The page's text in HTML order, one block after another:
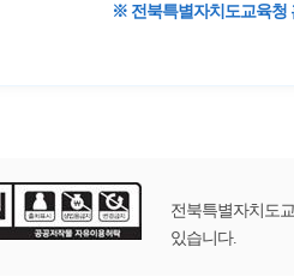
※ 전북특별자치도교육청
전북특별자치도
있습니다.